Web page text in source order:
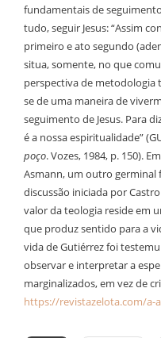
fundamentais de
tudo, seguir Jesus: “Assim
primeiro e ato segundo
situa, somente, no que
perspectiva de metodologia
se de uma maneira de
seguimento de Jesus. Para
é a nossa espiritualidade”
poço. Vozes, 1984, p. 150).
Asmann, um outro germinal
discussão iniciada por
valor da teologia reside em
que produz sentido para a
vida de Gutiérrez foi
observar e interpretar a
marginalizados, em vez de
https://revistazelota.com/a-